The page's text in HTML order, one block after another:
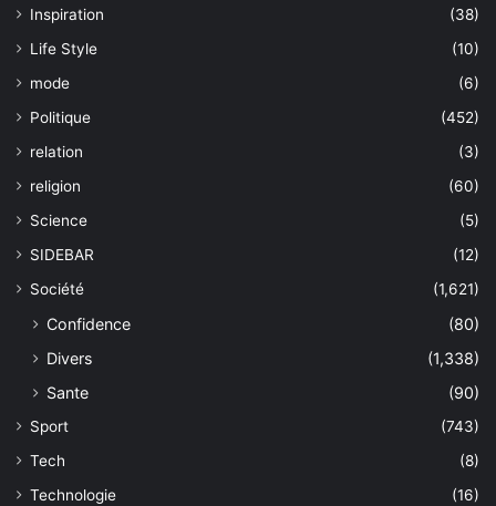
Inspiration
(38)
Life Style
(10)
mode
(6)
Politique
(452)
relation
(3)
religion
(60)
Science
(5)
SIDEBAR
(12)
Société
(1,621)
Confidence
(80)
Divers
(1,338)
Sante
(90)
Sport
(743)
Tech
(8)
Technologie
(16)